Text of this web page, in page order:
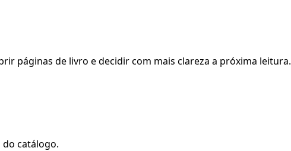
páginas de livro e decidir com mais clareza a próxima leitura.
catálogo.